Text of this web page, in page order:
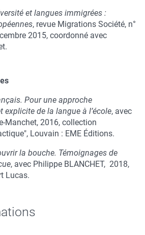
et langues immigrées :
, revue Migrations Société, n°
2015, coordonné avec
Pour une approche
explicite de la langue à l’école, avec
Manchet, 2016, collection
Louvain : EME Éditions.
la bouche. Témoignages de
, avec Philippe BLANCHET, 2018,
Lucas.